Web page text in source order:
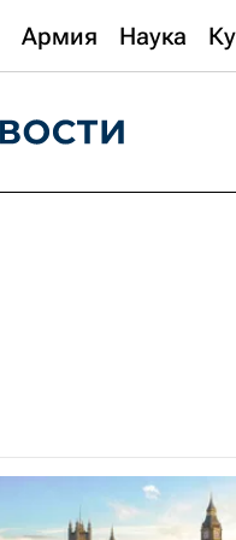
Армия Наука